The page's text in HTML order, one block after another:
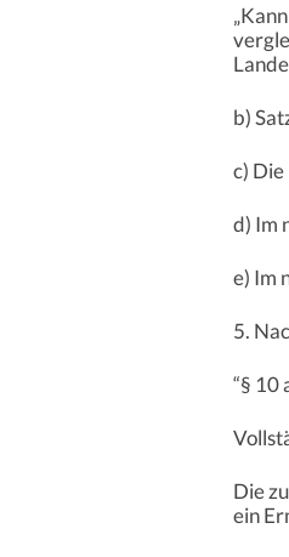
b)
c) Die
d) Im
e) Im
5.
“§ 10
Die
ein